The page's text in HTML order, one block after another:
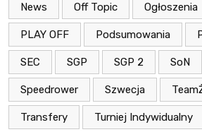
News Off Topic Ogłoszenia
PLAY OFF Podsumowania
SEC SGP SGP 2 SoN
Speedrower Szwecja
Transfery Turniej Indywidualny